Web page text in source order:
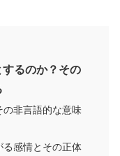
るのか？その
非言語的な意味
感情とその正体